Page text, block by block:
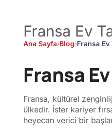
Fransa Ev
Ana Sayfa›Blog›Fransa Ev
Fransa
Fransa, kültürel
ülkedir. İster kariyer
heyecan verici bir